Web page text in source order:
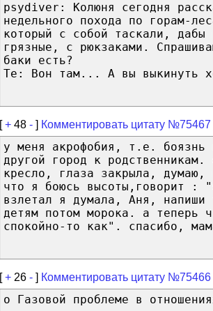
psydiver: Колюня сегодня
недельного похода по горам-
который с собой таскали, дабы
грязные, с рюкзаками.
баки есть?
Те: Вон там... А вы выкинуть
[+ 48 - ] Комментировать цитату №75467
у меня акрофобия, т.е. боязнь
другой город к
кресло, глаза закрыла,
что я боюсь высоты,говорит :
взлетал я думала, Аня,
детям потом морока. а теперь
спокойно-то как". спасибо,
[+ 26 - ] Комментировать цитату №75466
о Газовой проблеме в